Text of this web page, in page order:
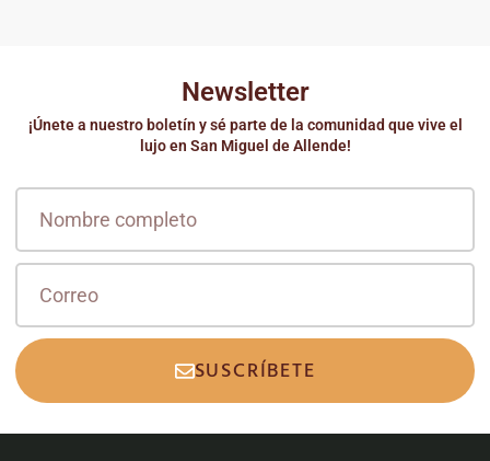
Newsletter
¡Únete a nuestro boletín y sé parte de la comunidad que vive el
lujo en San Miguel de Allende!
SUSCRÍBETE